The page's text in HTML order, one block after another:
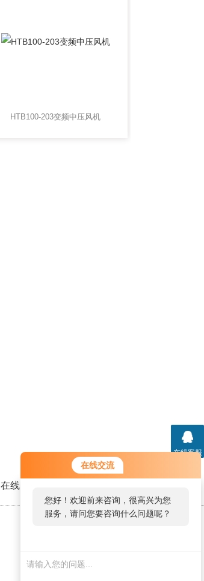
在线交流
您好！欢迎前来咨询，很高兴为您
服务，请问您要咨询什么问题呢？
HTB100-203变频中压风机
在线留言
在线客服